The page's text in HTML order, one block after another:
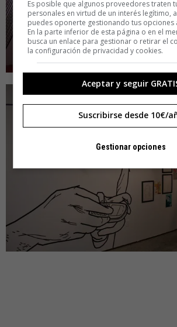
Es posible que algunos proveedores traten
personales en virtud de un interés legítimo,
puedes oponerte gestionando tus opciones
En la parte inferior de esta página o en el
busca un enlace para gestionar o retirar el
la configuración de privacidad y cookies.
Aceptar y seguir
Suscribirse desde 10€/
Gestionar opciones